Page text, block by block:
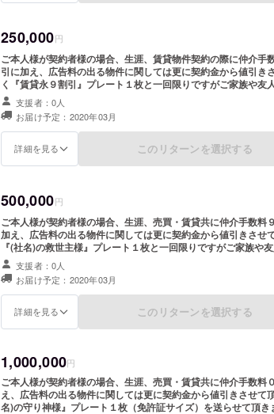
250,000円
ご本人様が契約者様の場合、生涯、賃貸物件契約の際に仲介手
引に加え、広告料の出る物件に関しては更に契約金から値引き
く『賃貸永９割引』プレート１枚と一回限りですがご家族や友
サービスを受けられる『賃貸９割引』プレート３枚（共に免許証
ズ）を送らせて頂きます。 例えば家賃10万円の物件で広告料が
の物件を借りられた場合、その一度だけで225000円ほどの割引
れます。 ※全国の物件が契約可能ですが遠方の場合、直接弊社
地での立ち会い案内が必要な場合、交通費や場合によっては宿泊
支援者：0人
お届け予定：2020年03月
詳細を見る このリターンを選択する
500,000円
ご本人様が契約者様の場合、生涯、売買・賃貸共に仲介手数料
加え、広告料の出る物件に関しては更に契約金から値引きさせ
『(社名)の救世主様』プレート１枚と一回限りですがご家族や
サービスを受けられる『救世主様のご紹介』プレート５枚（共に
サイズ）を送らせて頂きます。 例えば売買ですと5000万円の物
料が１００万円の物件を購入された場合、その一度だけで２３５
の割引が受けられます。 ※全国の物件が契約可能ですが遠方の
接弊社による現地での立ち会い案内が必要な場合、交通費や場合
支援者：0人
お届け予定：2020年03月
詳細を見る このリターンを選択する
1,000,000円
ご本人様が契約者様の場合、生涯、売買・賃貸共に仲介手数料
え、広告料の出る物件に関しては更に契約金から値引きさせて
名)の守り神様』プレート１枚（免許証サイズ）を送らせて頂き